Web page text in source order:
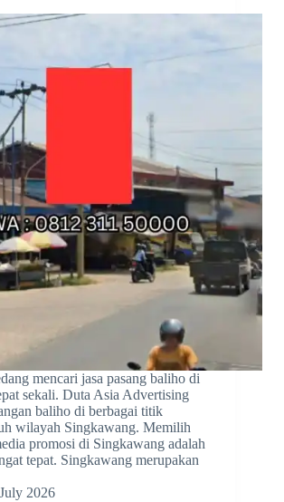
mencari jasa pasang baliho di
sekali. Duta Asia Advertising
baliho di berbagai titik
wilayah Singkawang. Memilih
promosi di Singkawang adalah
tepat. Singkawang merupakan
2026